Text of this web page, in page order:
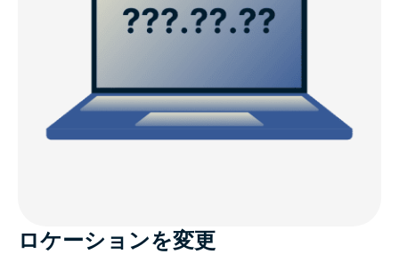
ロケーションを変更